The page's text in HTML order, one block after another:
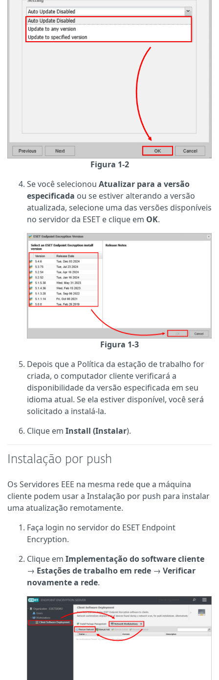
Figura 1-2
Se você selecionou Atualizar para a versão
especificada ou se estiver alterando a versão
atualizada, selecione uma das versões disponíveis
no servidor da ESET e clique em OK.
Figura 1-3
Depois que a Política da estação de trabalho for
criada, o computador cliente verificará a
disponibilidade da versão especificada em seu
idioma atual. Se ela estiver disponível, você será
solicitado a instalá-la.
Clique em Install (Instalar).
Instalação por push
Os Servidores EEE na mesma rede que a máquina
cliente podem usar a Instalação por push para instalar
uma atualização remotamente.
Faça login no servidor do ESET Endpoint
Encryption.
Clique em Implementação do software cliente
→ Estações de trabalho em rede → Verificar
novamente a rede.